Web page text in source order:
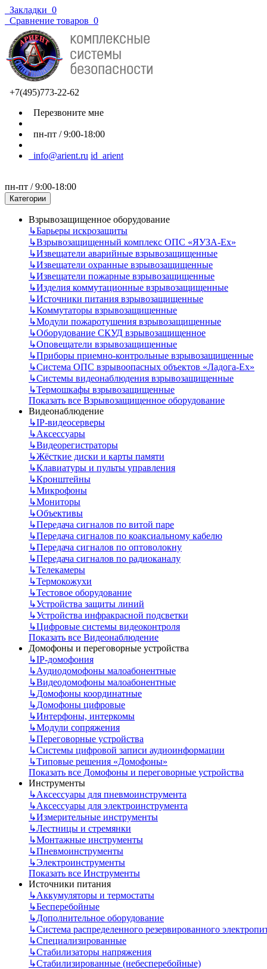
Закладки 0
Сравнение товаров 0
+7(495)773-22-62
Перезвоните мне
пн-пт / 9:00-18:00
info@arient.ru id_arient
пн-пт / 9:00-18:00
Категории
Взрывозащищенное оборудование
↳Барьеры искрозащиты
↳Взрывозащищенный комплекс ОПС «ЯУЗА-Ех»
↳Извещатели аварийные взрывозащищенные
↳Извещатели охранные взрывозащищенные
↳Извещатели пожарные взрывозащищенные
↳Изделия коммутационные взрывозащищенные
↳Источники питания взрывозащищенные
↳Коммутаторы взрывозащищенные
↳Модули пожаротушения взрывозащищенные
↳Оборудование СКУД взрывозащищенное
↳Оповещатели взрывозащищенные
↳Приборы приемно-контрольные взрывозащищенные
↳Система ОПС взрывоопасных объектов «Ладога-Ex»
↳Системы видеонаблюдения взрывозащищенные
↳Термошкафы взрывозащищенные
Показать все Взрывозащищенное оборудование
Видеонаблюдение
↳IP-видеосерверы
↳Аксессуары
↳Видеорегистраторы
↳Жёсткие диски и карты памяти
↳Клавиатуры и пульты управления
↳Кронштейны
↳Микрофоны
↳Мониторы
↳Объективы
↳Передача сигналов по витой паре
↳Передача сигналов по коаксиальному кабелю
↳Передача сигналов по оптоволокну
↳Передача сигналов по радиоканалу
↳Телекамеры
↳Термокожухи
↳Тестовое оборудование
↳Устройства защиты линий
↳Устройства инфракрасной подсветки
↳Цифровые системы видеоконтроля
Показать все Видеонаблюдение
Домофоны и переговорные устройства
↳IP-домофония
↳Аудиодомофоны малоабонентные
↳Видеодомофоны малоабонентные
↳Домофоны координатные
↳Домофоны цифровые
↳Интерфоны, интеркомы
↳Модули сопряжения
↳Переговорные устройства
↳Системы цифровой записи аудиоинформации
↳Типовые решения «Домофоны»
Показать все Домофоны и переговорные устройства
Инструменты
↳Аксессуары для пневмоинструмента
↳Аксессуары для электроинструмента
↳Измерительные инструменты
↳Лестницы и стремянки
↳Монтажные инструменты
↳Пневмоинструменты
↳Электроинструменты
Показать все Инструменты
Источники питания
↳Аккумуляторы и термостаты
↳Бесперебойные
↳Дополнительное оборудование
↳Система распределенного резервированного
↳Специализированные
↳Стабилизаторы напряжения
↳Стабилизированные (небесперебойные)